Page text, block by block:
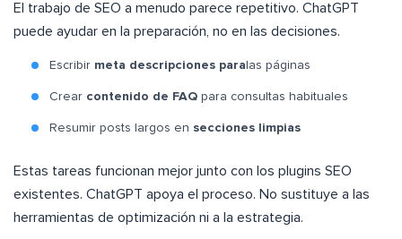
El trabajo de SEO a menudo parece repetitivo. ChatGPT
puede ayudar en la preparación, no en las decisiones.
Escribir meta descripciones para las páginas
Crear contenido de FAQ para consultas habituales
Resumir posts largos en secciones limpias
Estas tareas funcionan mejor junto con los plugins SEO
existentes. ChatGPT apoya el proceso. No sustituye a las
herramientas de optimización ni a la estrategia.